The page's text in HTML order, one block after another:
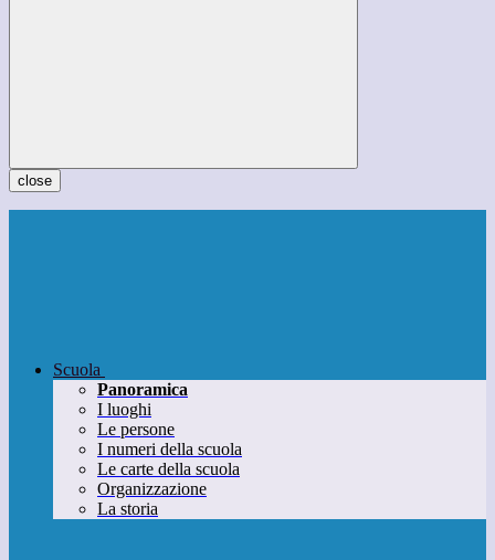
close
Scuola
Panoramica
I luoghi
Le persone
I numeri della scuola
Le carte della scuola
Organizzazione
La storia